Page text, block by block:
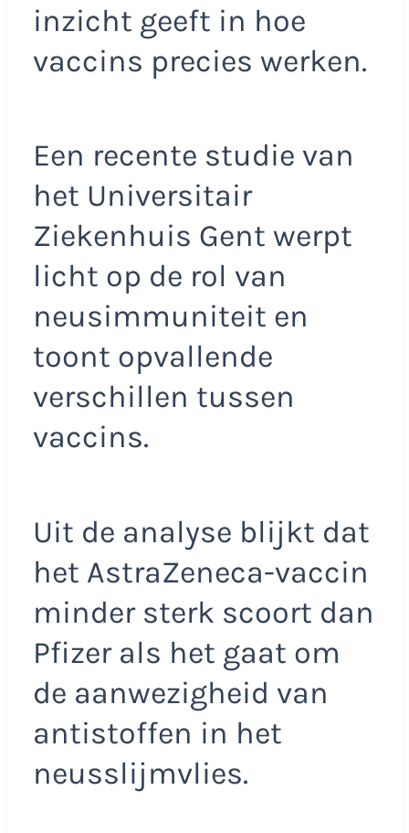
inzicht geeft in hoe
vaccins precies werken.
Een recente studie van
het Universitair
Ziekenhuis Gent werpt
licht op de rol van
neusimmuniteit en
toont opvallende
verschillen tussen
vaccins.
Uit de analyse blijkt dat
het AstraZeneca-vaccin
minder sterk scoort dan
Pfizer als het gaat om
de aanwezigheid van
antistoffen in het
neusslijmvlies.